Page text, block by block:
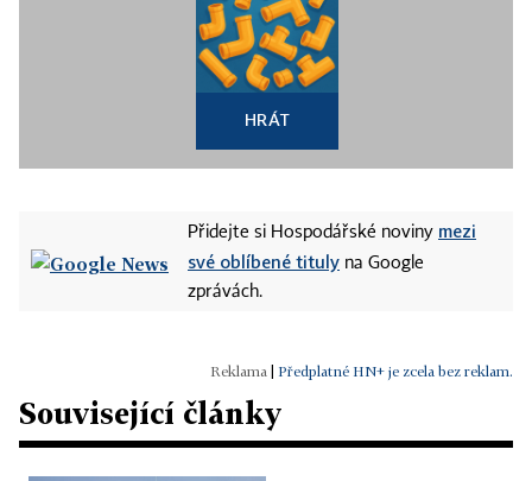
HRÁT
Přidejte si Hospodářské noviny mezi
své oblíbené tituly na Google
zprávách.
Předplatné HN+ je zcela bez reklam.
Související články